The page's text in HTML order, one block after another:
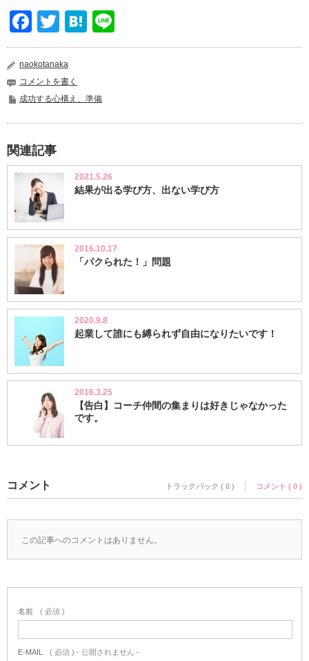
Facebook
TwitterHatena
naokotanaka
コメントを書く
成功する心構え、準備
関連記事
2021.5.26
結果が出る学び方、出ない学び方
2016.10.17
「パクられた！」問題
2020.9.8
起業して誰にも縛られず自由になりたいです！
2016.3.25
【告白】コーチ仲間の集まりは好きじゃなかった
です。
コメント トラックバック ( 0 ) コメント ( 0 )
この記事へのコメントはありません。
名前 ( 必須 )
E-MAIL ( 必須 ) - 公開されません -